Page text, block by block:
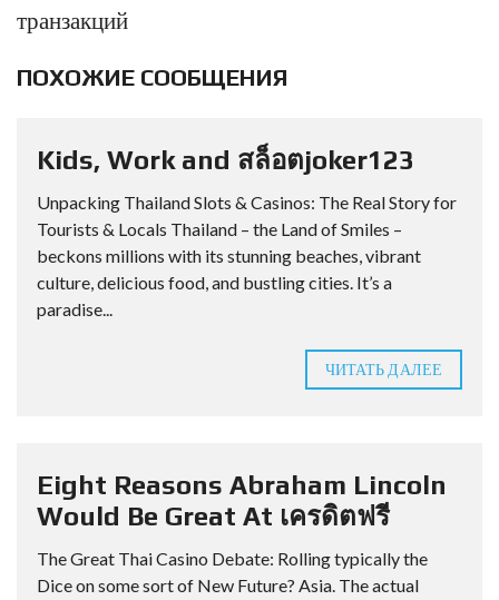
транзакций
ПОХОЖИЕ СООБЩЕНИЯ
Kids, Work and สล็อตjoker123
Unpacking Thailand Slots & Casinos: The Real Story for
Tourists & Locals Thailand – the Land of Smiles –
beckons millions with its stunning beaches, vibrant
culture, delicious food, and bustling cities. It’s a
paradise...
ЧИТАТЬ ДАЛЕЕ
Eight Reasons Abraham Lincoln
Would Be Great At เครดิตฟรี
The Great Thai Casino Debate: Rolling typically the
Dice on some sort of New Future? Asia. The actual